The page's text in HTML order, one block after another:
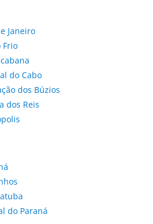
Janeiro
Frio
do Cabo
dos Búzios
dos Reis
do Paraná